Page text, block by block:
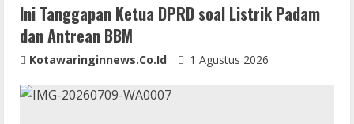
g
Ini Tanggapan Ketua DPRD soal Listrik Padam
dan Antrean BBM
Kotawaringinnews.co.id 1 Agustus 2026